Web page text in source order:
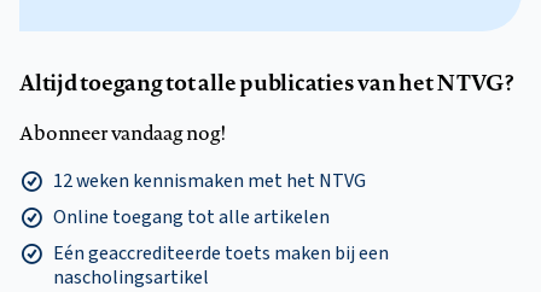
Altijd toegang tot alle publicaties van het NTVG?
Abonneer vandaag nog!
12 weken kennismaken met het NTVG
Online toegang tot alle artikelen
Eén geaccrediteerde toets maken bij een
nascholingsartikel